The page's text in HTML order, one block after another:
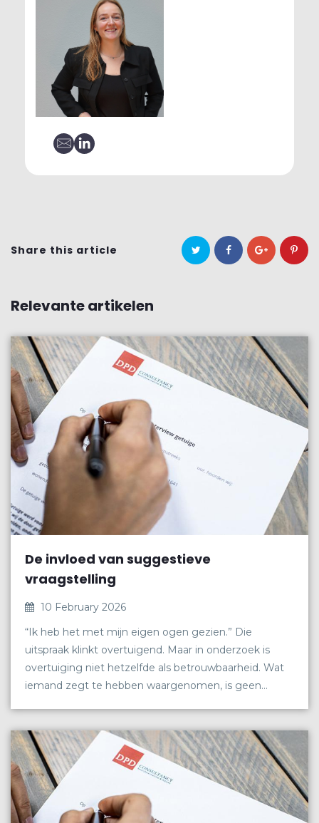
Share this article
Relevante artikelen
De invloed van suggestieve
vraagstelling
10 February 2026
“Ik heb het met mijn eigen ogen gezien.” Die
uitspraak klinkt overtuigend. Maar in onderzoek is
overtuiging niet hetzelfde als betrouwbaarheid. Wat
iemand zegt te hebben waargenomen, is geen